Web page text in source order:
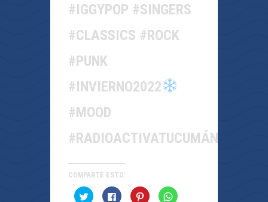
#IGGYPOP #SINGERS
#CLASSICS #ROCK
#PUNK
#INVIERNO2022
#MOOD
#RADIOACTIVATUCUMÁN
COMPARTE ESTO:
Haz Haz Haz Haz